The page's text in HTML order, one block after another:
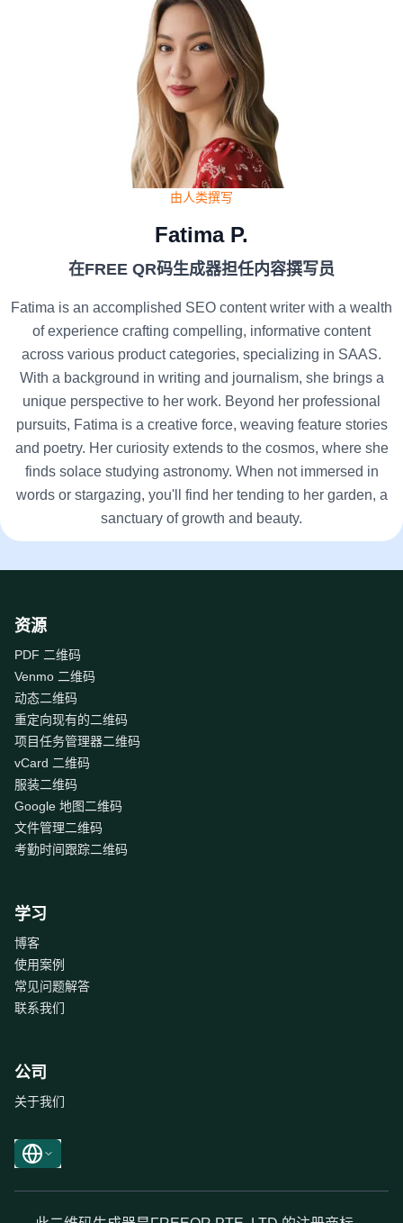
由人类撰写
Fatima P.
在FREE QR码生成器担任内容撰写员
Fatima is an accomplished SEO content writer with a wealth
of experience crafting compelling, informative content
across various product categories, specializing in SAAS.
With a background in writing and journalism, she brings a
unique perspective to her work. Beyond her professional
pursuits, Fatima is a creative force, weaving feature stories
and poetry. Her curiosity extends to the cosmos, where she
finds solace studying astronomy. When not immersed in
words or stargazing, you'll find her tending to her garden, a
sanctuary of growth and beauty.
资源
PDF 二维码
Venmo 二维码
动态二维码
重定向现有的二维码
项目任务管理器二维码
vCard 二维码
服装二维码
Google 地图二维码
文件管理二维码
考勤时间跟踪二维码
学习
博客
使用案例
常见问题解答
联系我们
公司
关于我们